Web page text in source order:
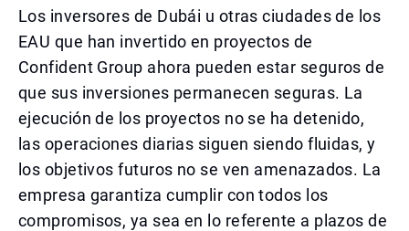
Los inversores de Dubái u otras ciudades de los
EAU que han invertido en proyectos de
Confident Group ahora pueden estar seguros de
que sus inversiones permanecen seguras. La
ejecución de los proyectos no se ha detenido,
las operaciones diarias siguen siendo fluidas, y
los objetivos futuros no se ven amenazados. La
empresa garantiza cumplir con todos los
compromisos, ya sea en lo referente a plazos de